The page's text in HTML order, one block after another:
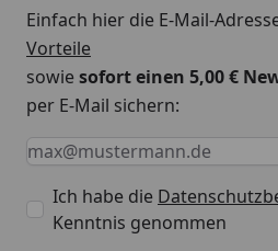
Einfach hier die E-Mail-
Vorteile
sowiesofort einen 5,00 €
per E-Mail sichern:
Keine Eingabe erforderlich
Eingabe erforderlich
E-Mail *
Ich habe die
Kenntnis genommen